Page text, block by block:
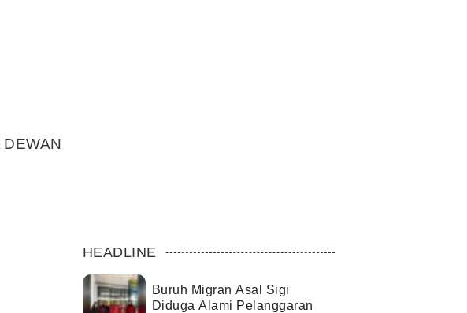
HEADLINE
Buruh Migran Asal Sigi
Diduga Alami Pelanggaran